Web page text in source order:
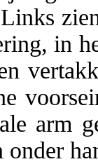
in
arm
onder